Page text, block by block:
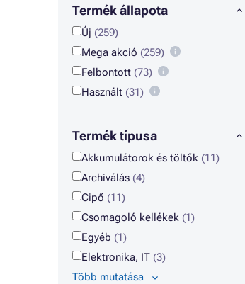
Termék állapota
Új (259)
Mega akció (259)
Felbontott (73)
Használt (31)
Termék típusa
Akkumulátorok és töltők (11)
Archiválás (4)
Cipő (11)
Csomagoló kellékek (1)
Egyéb (1)
Elektronika, IT (3)
Több mutatása